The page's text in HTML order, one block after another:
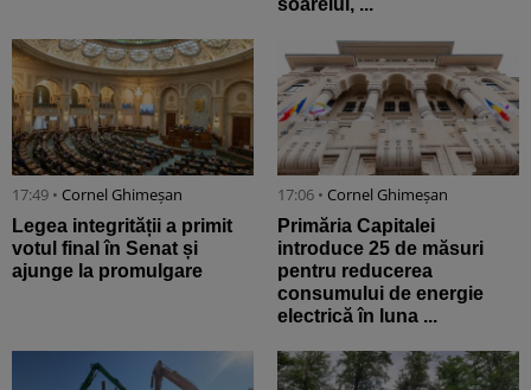
soarelui, ...
17:49 • Cornel Ghimeșan
Legea integrității a primit
votul final în Senat și
ajunge la promulgare
17:06 • Cornel Ghimeșan
Primăria Capitalei
introduce 25 de măsuri
pentru reducerea
consumului de energie
electrică în luna ...